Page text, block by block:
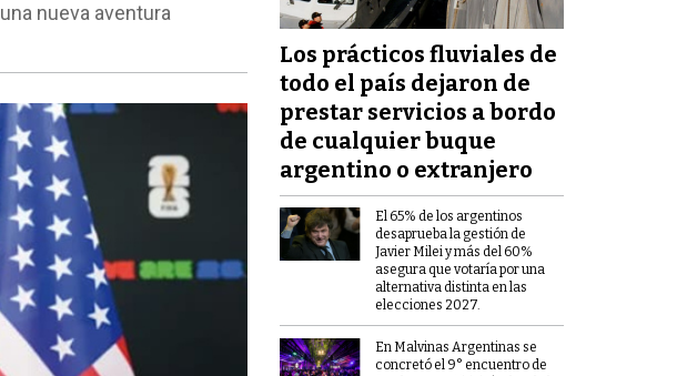
nueva aventura
Los prácticos fluviales de
todo el país dejaron de
prestar servicios a bordo
de cualquier buque
argentino o extranjero
El 65% de los argentinos
desaprueba la gestión de
Javier Milei y más del 60%
asegura que votaría por una
alternativa distinta en las
elecciones 2027.
En Malvinas Argentinas se
concretó el 9° encuentro de